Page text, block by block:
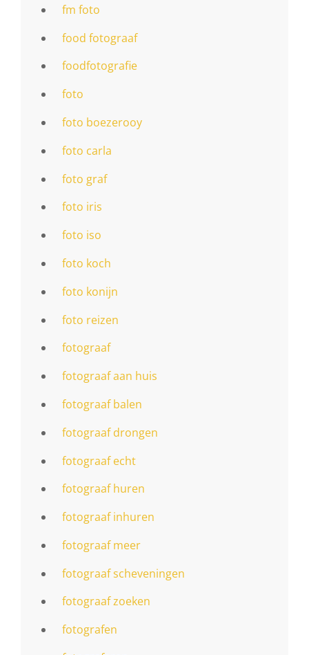
fm foto
food fotograaf
foodfotografie
foto
foto boezerooy
foto carla
foto graf
foto iris
foto iso
foto koch
foto konijn
foto reizen
fotograaf
fotograaf aan huis
fotograaf balen
fotograaf drongen
fotograaf echt
fotograaf huren
fotograaf inhuren
fotograaf meer
fotograaf scheveningen
fotograaf zoeken
fotografen